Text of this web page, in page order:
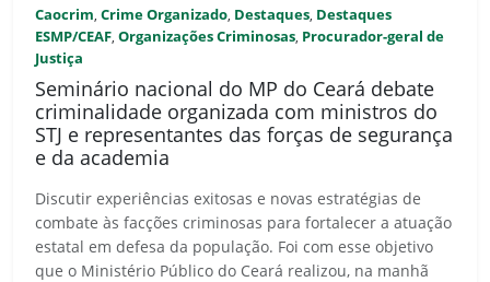
Caocrim, Crime Organizado, Destaques, Destaques
ESMP/CEAF, Organizações Criminosas, Procurador-geral de
Justiça
Seminário nacional do MP do Ceará debate
criminalidade organizada com ministros do
STJ e representantes das forças de segurança
e da academia
Discutir experiências exitosas e novas estratégias de
combate às facções criminosas para fortalecer a atuação
estatal em defesa da população. Foi com esse objetivo
que o Ministério Público do Ceará realizou, na manhã